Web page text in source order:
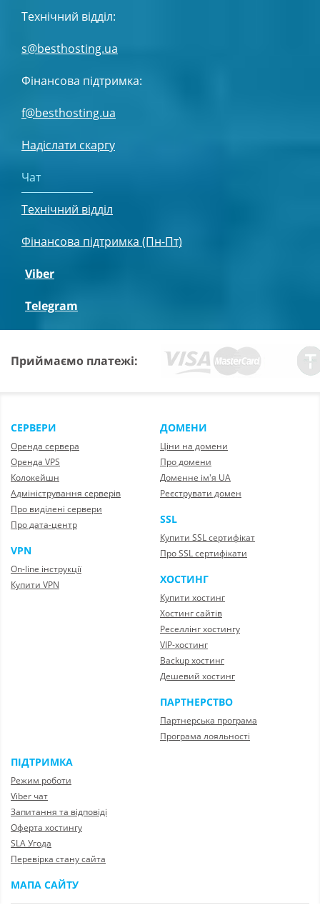
Технічний відділ:
s@besthosting.ua
Фінансова підтримка:
f@besthosting.ua
Надіслати скаргу
Чат
Технічний відділ
Фінансова підтримка (Пн-Пт)
Viber
Telegram
Приймаємо платежі:
СЕРВЕРИ
Оренда сервера
Оренда VPS
Колокейшн
Адміністрування серверів
Про виділені сервери
Про дата-центр
VPN
On-line інструкції
Купити VPN
ДОМЕНИ
Ціни на домени
Про домени
Доменне ім'я UA
Реєструвати домен
SSL
Купити SSL сертифікат
Про SSL сертифікати
ХОСТИНГ
Купити хостинг
Хостинг сайтів
Реселлінг хостингу
VIP-хостинг
Backup хостинг
Дешевий хостинг
ПАРТНЕРСТВО
Партнерська програма
Програма лояльності
ПІДТРИМКА
Режим роботи
Viber чат
Запитання та відповіді
Оферта хостингу
SLA Угода
Перевірка стану сайта
МАПА САЙТУ